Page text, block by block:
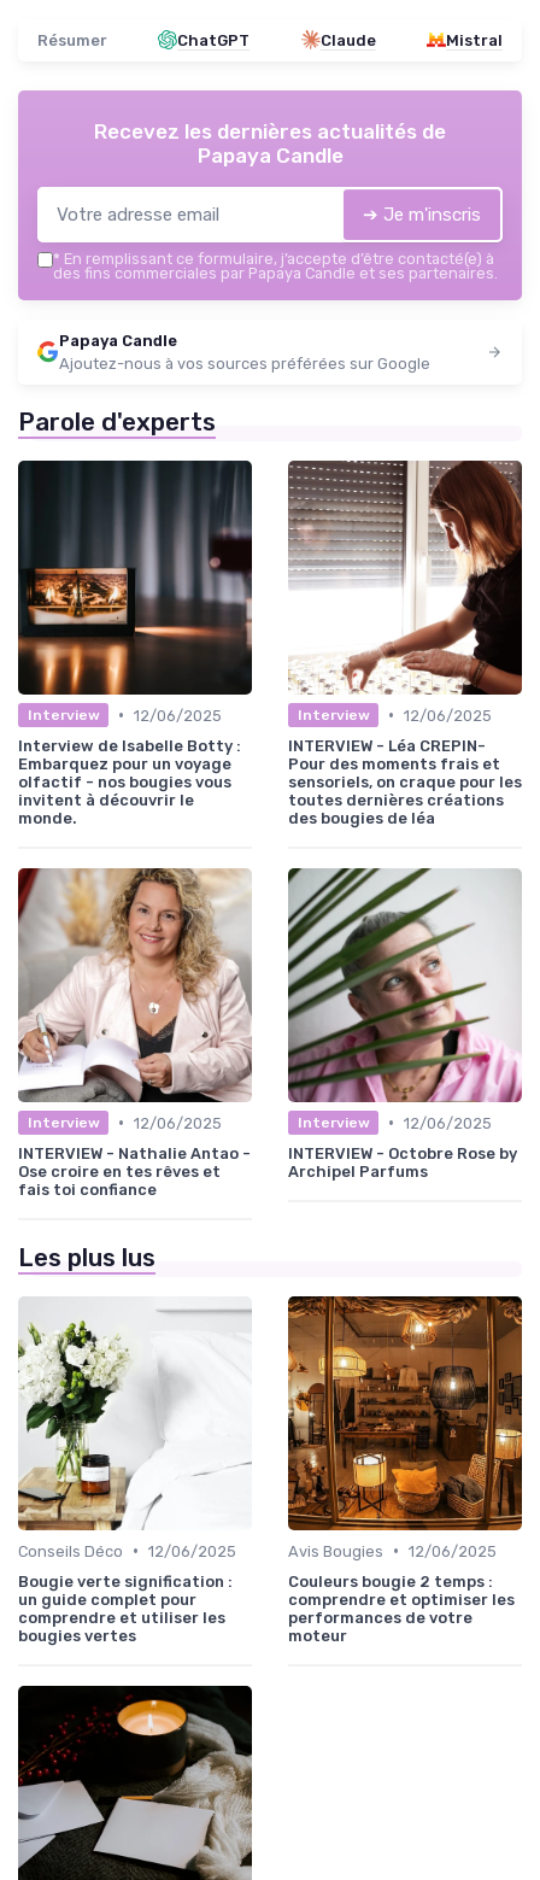
Résumer ChatGPT Claude Mistral
Recevez les dernières actualités de
Papaya Candle
➔ Je m'inscris
* En remplissant ce formulaire, j’accepte d’être contacté(e) à
des fins commerciales par Papaya Candle et ses partenaires.
Papaya Candle
Ajoutez-nous à vos sources préférées sur Google
Parole d'experts
Interview • 12/06/2025
Interview de Isabelle Botty :
Embarquez pour un voyage
olfactif - nos bougies vous
invitent à découvrir le
monde.
Interview • 12/06/2025
INTERVIEW - Léa CREPIN-
Pour des moments frais et
sensoriels, on craque pour les
toutes dernières créations
des bougies de léa
Interview • 12/06/2025
INTERVIEW - Nathalie Antao -
Ose croire en tes rêves et
fais toi confiance
Interview • 12/06/2025
INTERVIEW - Octobre Rose by
Archipel Parfums
Les plus lus
Conseils Déco • 12/06/2025
Bougie verte signification :
un guide complet pour
comprendre et utiliser les
bougies vertes
Avis Bougies • 12/06/2025
Couleurs bougie 2 temps :
comprendre et optimiser les
performances de votre
moteur